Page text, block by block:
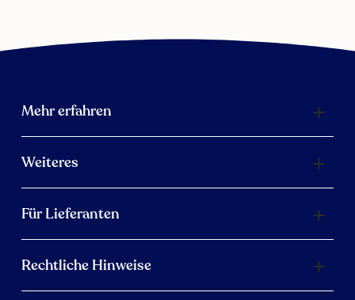
Mehr erfahren
Weiteres
Für Lieferanten
Rechtliche Hinweise